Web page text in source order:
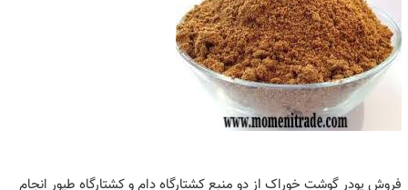
فروش پودر گوشت خوراک از دو منبع کشتارگاه دام و کشتارگاه طیور انجام